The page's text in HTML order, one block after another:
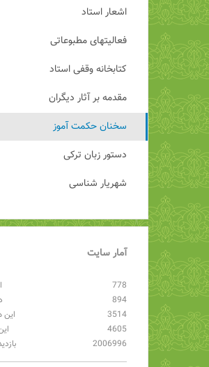
اشعار استاد
فعالیتهای مطبوعاتی
کتابخانه وقفی استاد
مقدمه بر آثار دیگران
سخنان حکمت آموز
دستور زبان ترکی
شهریار شناسی
آمارسایت
778
894
این
3514
4605
2006996